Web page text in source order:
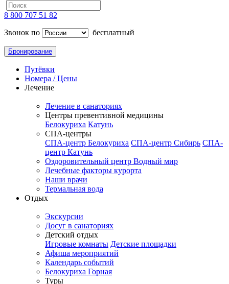
8 800 707 51 82
Звонок по
бесплатный
Бронирование
Путёвки
Номера / Цены
Лечение
Лечение в санаториях
Центры превентивной медицины
Белокуриха Катунь
СПА-центры
СПА-центр Белокуриха СПА-центр Сибирь СПА-
центр Катунь
Оздоровительный центр Водный мир
Лечебные факторы курорта
Наши врачи
Термальная вода
Отдых
Экскурсии
Досуг в санаториях
Детский отдых
Игровые комнаты Детские площадки
Афиша мероприятий
Календарь событий
Белокуриха Горная
Туры